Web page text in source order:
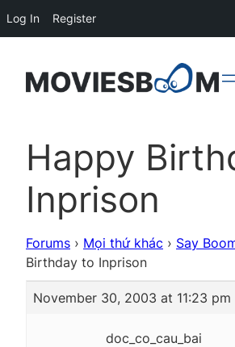
Happy
Inprison
Forums › Mọi thứ khác › Say
Birthday to Inprison
November 30, 2003 at 11:23 pm
doc_co_cau_bai
Log In Register